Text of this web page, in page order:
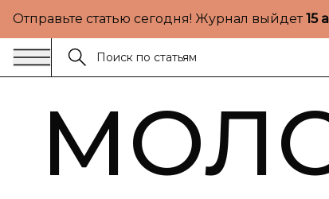
Отправьте статью сегодня! Журнал выйдет15